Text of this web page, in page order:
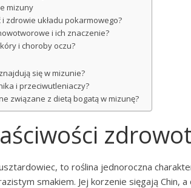
mizuny
i zdrowie układu pokarmowego?
i ich znaczenie?
i choroby oczu?
się w mizunie?
i przeciwutleniaczy?
związane z dietą bogatą w mizunę?
to roślina jednoroczna
smakiem. Jej korzenie sięgają Chin, a